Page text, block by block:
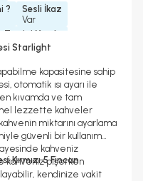
?
Sesli İkaz
Var
Yapılır
Plastik
Kapasitesi
Starlight
kapasitesine sahip
otomatik ısı ayarı ile
kıvamda ve tam
lezzette kahveler
miktarını ayarlama
güvenli bir kullanım
kahveniz
kahveniz pişerken
kendinize vakit
Kırmızı 5 Fincan